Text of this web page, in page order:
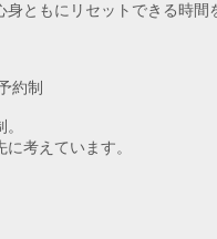
ともにリセットできる時間
約制
考えています。